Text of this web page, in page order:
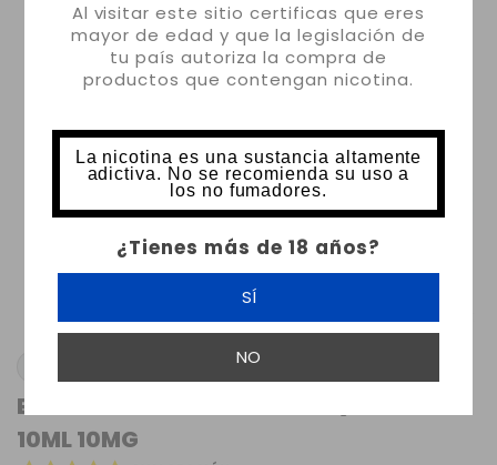
Al visitar este sitio certificas que eres
mayor de edad y que la legislación de
tu país autoriza la compra de
productos que contengan nicotina.
La nicotina es una sustancia altamente
adictiva. No se recomienda su uso a
los no fumadores.
¿Tienes más de 18 años?
SÍ
NO
BUBBLEGUM NIC SALT IVG LIQUIDS TPD
10ML 10MG